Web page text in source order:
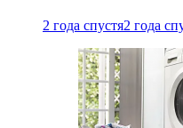
2 года спустя2 года